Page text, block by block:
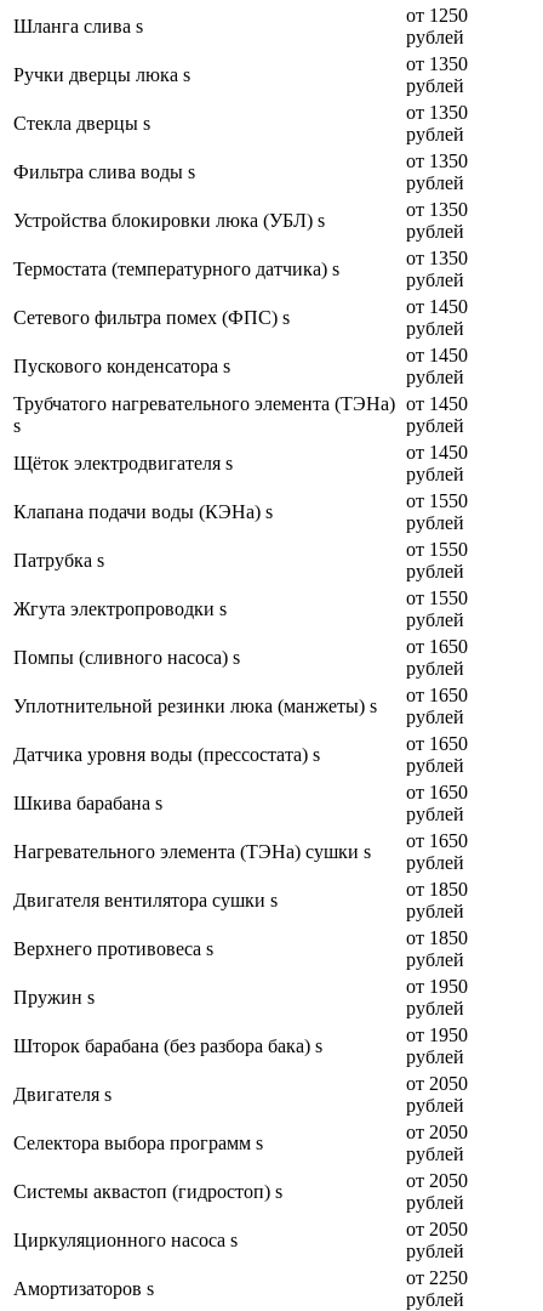
Шланга слива s
от 1250
рублей
Ручки дверцы люка s
от 1350
рублей
Стекла дверцы s
от 1350
рублей
Фильтра слива воды s
от 1350
рублей
Устройства блокировки люка (УБЛ) s
от 1350
рублей
Термостата (температурного датчика) s
от 1350
рублей
Сетевого фильтра помех (ФПС) s
от 1450
рублей
Пускового конденсатора s
от 1450
рублей
Трубчатого нагревательного элемента (ТЭНа)
s
от 1450
рублей
Щёток электродвигателя s
от 1450
рублей
Клапана подачи воды (КЭНа) s
от 1550
рублей
Патрубка s
от 1550
рублей
Жгута электропроводки s
от 1550
рублей
Помпы (сливного насоса) s
от 1650
рублей
Уплотнительной резинки люка (манжеты) s
от 1650
рублей
Датчика уровня воды (прессостата) s
от 1650
рублей
Шкива барабана s
от 1650
рублей
Нагревательного элемента (ТЭНа) сушки s
от 1650
рублей
Двигателя вентилятора сушки s
от 1850
рублей
Верхнего противовеса s
от 1850
рублей
Пружин s
от 1950
рублей
Шторок барабана (без разбора бака) s
от 1950
рублей
Двигателя s
от 2050
рублей
Селектора выбора программ s
от 2050
рублей
Системы аквастоп (гидростоп) s
от 2050
рублей
Циркуляционного насоса s
от 2050
рублей
Амортизаторов s
от 2250
рублей